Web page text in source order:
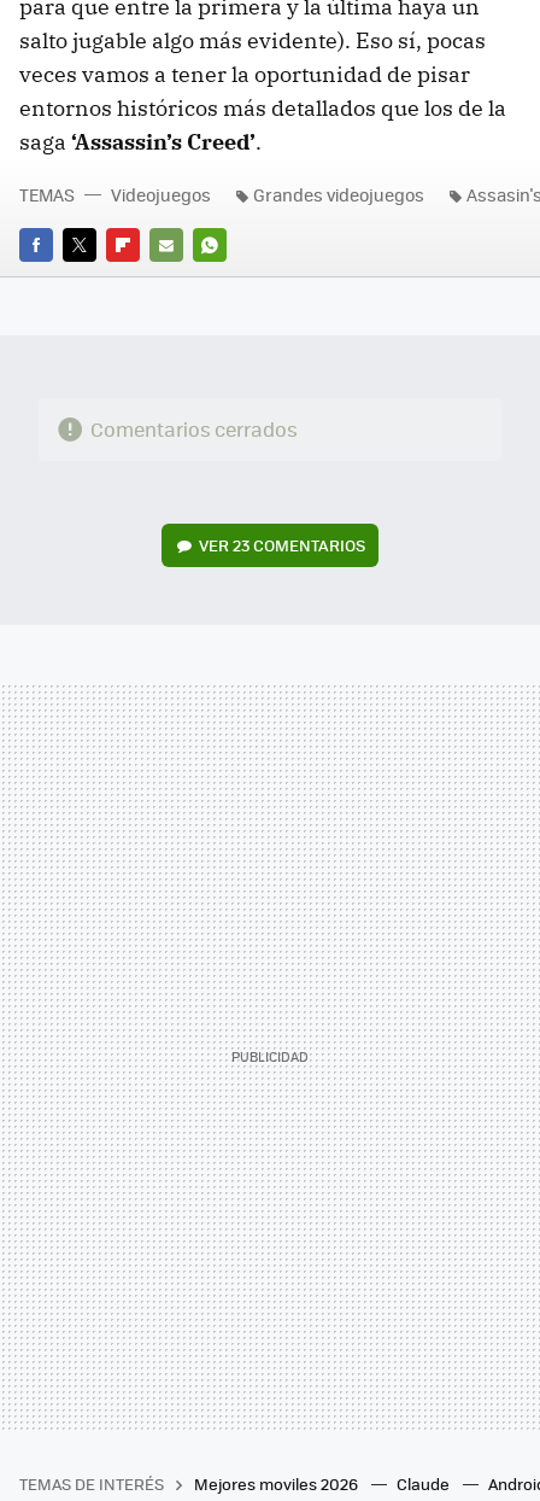
para que entre la primera y la última haya un
salto jugable algo más evidente). Eso sí, pocas
veces vamos a tener la oportunidad de pisar
entornos históricos más detallados que los de la
saga ‘Assassin’s Creed’.
FACEBOOK
TWITTERFLIPBOARD
E-
WHATSAPP
TEMAS Videojuegos Grandes videojuegos
Comentarios cerrados
VER23 COMENTARIOS
TEMAS DE INTERÉS Mejores moviles 2026 Claude